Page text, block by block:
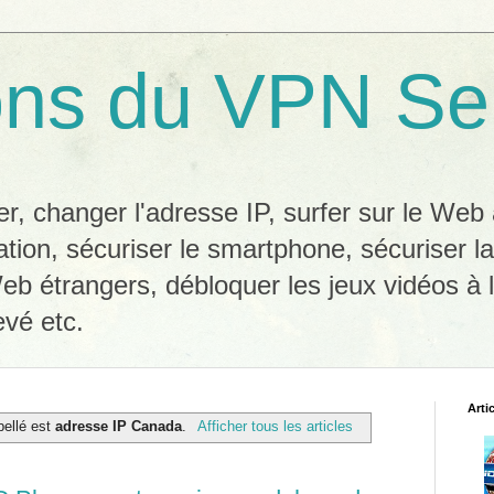
du VPN
changer l'adresse IP, surfer sur le Web
sécuriser le smartphone, sécuriser
étrangers, débloquer les jeux vidéos à
etc.
estadresse IP Canada Afficher tous les articles